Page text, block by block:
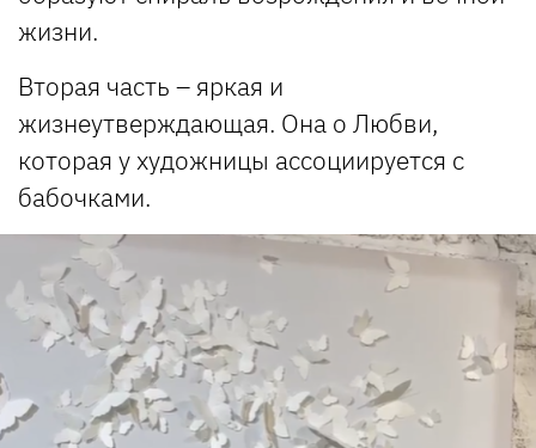
жизни.
Вторая часть – яркая и
жизнеутверждающая. Она о Любви,
которая у художницы ассоциируется с
бабочками.